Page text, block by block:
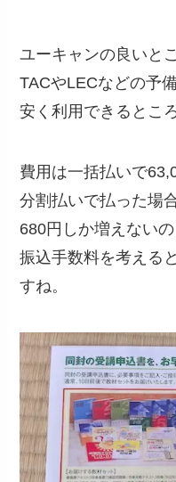
ユーキャンの良いと
TACやLECなどの予
安く利用できるとこ
費用は一括払いで
分割払いで払った場
680円しか増えない
振込手数料を考える
すね。